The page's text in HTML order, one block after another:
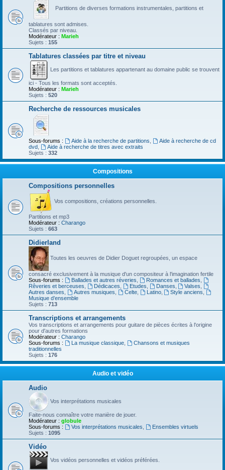
Partitions de diverses formations instrumentales, partitions et
tablatures sont admises.
Classés par niveau.
Modérateur : Marieh
Sujets : 155
Tablatures classées par titre et niveau
Les partitions et tablatures appartenant au domaine public se trouvent
ici - Tous les formats sont acceptés.
Modérateur : Marieh
Sujets : 520
Recherche de ressources musicales
Sous-forums : Aide à la recherche de partitions
Aide à recherche de cd
dvd
Aide à recherche de titres avec extraits
Sujets : 332
Compositions
Compositions personnelles
Vos compositions, créations personnelles.
Partitions et mp3
Modérateur : Charango
Sujets : 663
Didierland
Toutes les oeuvres de Didier Doguet regroupées, un espace
consacré exclusivement à la musique d'un compositeur à l'imagination fertile
Sous-forums :
Ballades et autres réveries Romances et ballades
Rêveries et berceuses
Dédicaces Etudes Danses Valses
Autres danses
Autres musiques Celte, Latino, Style anciens
Musique d’ensemble
Sujets : 713
Transcriptions et arrangements
Vos transcriptions et arrangements pour guitare de pièces écrites à l'origine
pour d'autres formations
Modérateur : Charango
Sous-forums :
La musique classique,
Chansons et musiques
traditionnelles
Sujets : 176
Audio et vidéo
Audio
Vos interprétations musicales
Faite-nous connaître votre manière de jouer.
Modérateur : globule
Sous-forums :
Vos interprétations musicales
Ensembles virtuels
Sujets : 1095
Vidéo
Vos vidéos personnelles et vidéos préférées.